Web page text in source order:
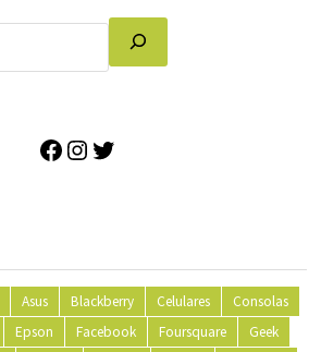
Facebook
Instagram
Asus Blackberry Celulares
Consolas
Epson Facebook Foursquare
Geek